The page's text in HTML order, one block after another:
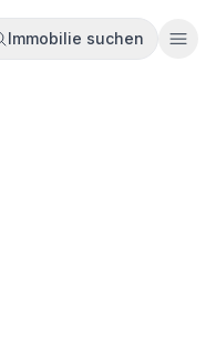
Immobilie suchen